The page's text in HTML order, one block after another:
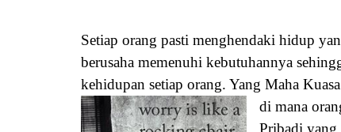
Setiap orang pasti menghendaki hidup
berusaha memenuhi kebutuhannya
kehidupan setiap orang. Yang Maha
di mana
Pribadi yang